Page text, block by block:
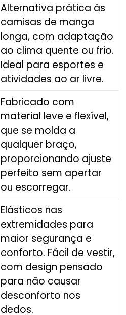
Alternativa prática às
camisas de manga
longa, com adaptação
ao clima quente ou frio.
Ideal para esportes e
atividades ao ar livre.
Fabricado com
material leve e flexível,
que se molda a
qualquer braço,
proporcionando ajuste
perfeito sem apertar
ou escorregar.
Elásticos nas
extremidades para
maior segurança e
conforto. Fácil de vestir,
com design pensado
para não causar
desconforto nos
dedos.